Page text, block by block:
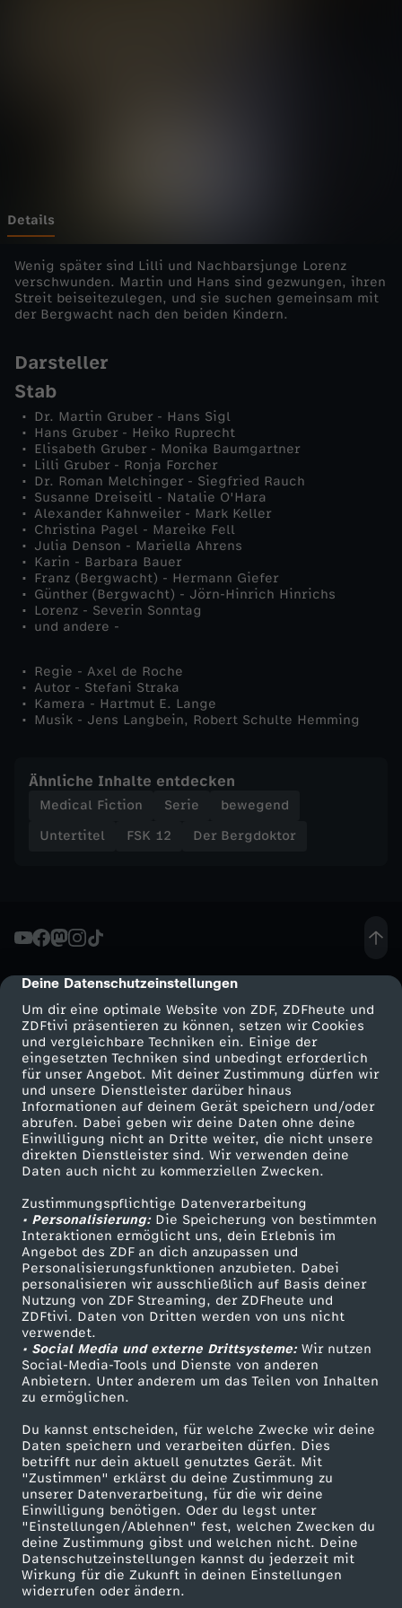
cmp-dialog-description
Deine Datenschutzeinstellungen
Um dir eine optimale Website von ZDF, ZDFheute und
ZDFtivi präsentieren zu können, setzen wir Cookies
und vergleichbare Techniken ein. Einige der
eingesetzten Techniken sind unbedingt erforderlich
für unser Angebot. Mit deiner Zustimmung dürfen wir
und unsere Dienstleister darüber hinaus
Informationen auf deinem Gerät speichern und/oder
abrufen. Dabei geben wir deine Daten ohne deine
Einwilligung nicht an Dritte weiter, die nicht unsere
direkten Dienstleister sind. Wir verwenden deine
Daten auch nicht zu kommerziellen Zwecken.
Zustimmungspflichtige Datenverarbeitung
• Personalisierung:Die Speicherung von bestimmten
Interaktionen ermöglicht uns, dein Erlebnis im
Angebot des ZDF an dich anzupassen und
Personalisierungsfunktionen anzubieten. Dabei
personalisieren wir ausschließlich auf Basis deiner
Nutzung von ZDF Streaming, der ZDFheute und
ZDFtivi. Daten von Dritten werden von uns nicht
verwendet.
• Social Media und externe Drittsysteme:Wir nutzen
Social-Media-Tools und Dienste von anderen
Anbietern. Unter anderem um das Teilen von Inhalten
zu ermöglichen.
Du kannst entscheiden, für welche Zwecke wir deine
Daten speichern und verarbeiten dürfen. Dies
betrifft nur dein aktuell genutztes Gerät. Mit
"Zustimmen" erklärst du deine Zustimmung zu
unserer Datenverarbeitung, für die wir deine
Einwilligung benötigen. Oder du legst unter
"Einstellungen/Ablehnen" fest, welchen Zwecken du
deine Zustimmung gibst und welchen nicht. Deine
Datenschutzeinstellungen kannst du jederzeit mit
Wirkung für die Zukunft in deinen Einstellungen
widerrufen oder ändern.
r
-
A
m
S
c
h
e
i
d
w
g
Details
Wenig später sind Lilli und Nachbarsjunge Lorenz
verschwunden. Martin und Hans sind gezwungen, ihren
Streit beiseitezulegen, und sie suchen gemeinsam mit
der Bergwacht nach den beiden Kindern.
Darsteller
Stab
Dr. Martin Gruber - Hans Sigl
Hans Gruber - Heiko Ruprecht
Elisabeth Gruber - Monika Baumgartner
Lilli Gruber - Ronja Forcher
Dr. Roman Melchinger - Siegfried Rauch
Susanne Dreiseitl - Natalie O'Hara
Alexander Kahnweiler - Mark Keller
Christina Pagel - Mareike Fell
Julia Denson - Mariella Ahrens
Karin - Barbara Bauer
Franz (Bergwacht) - Hermann Giefer
Günther (Bergwacht) - Jörn-Hinrich Hinrichs
Lorenz - Severin Sonntag
und andere -
Regie - Axel de Roche
Autor - Stefani Straka
Kamera - Hartmut E. Lange
Musik - Jens Langbein, Robert Schulte Hemming
Ähnliche Inhalte entdecken
Medical Fiction Serie
bewegend
Untertitel
FSK 12 Der Bergdoktor
Mehr ZDF
ZDF-Apps
Smart TV
ZDFtext
Livestreams
Sendungen A-Z
TV-Programm
Service
ZDFmitreden
Kontakt zum ZDF
Tickets
Zuschauerservice
Hilfe
ZDF Unternehmen
Karriere
ZDF goes Schule
Werbefernsehen
Mainzelmännchen